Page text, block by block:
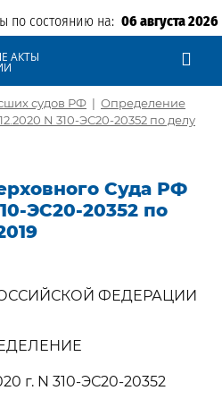
по состоянию на: 06 августа 2026
АКТЫ
судов РФ | Определение
N 310-ЭС20-20352 по делу
Суда РФ
ЭС20-20352 по
ФЕДЕРАЦИИ
г. N 310-ЭС20-20352